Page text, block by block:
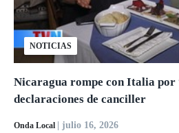
NOTICIAS
Nicaragua rompe con Italia por
declaraciones de canciller
Onda Local | julio 16, 2026